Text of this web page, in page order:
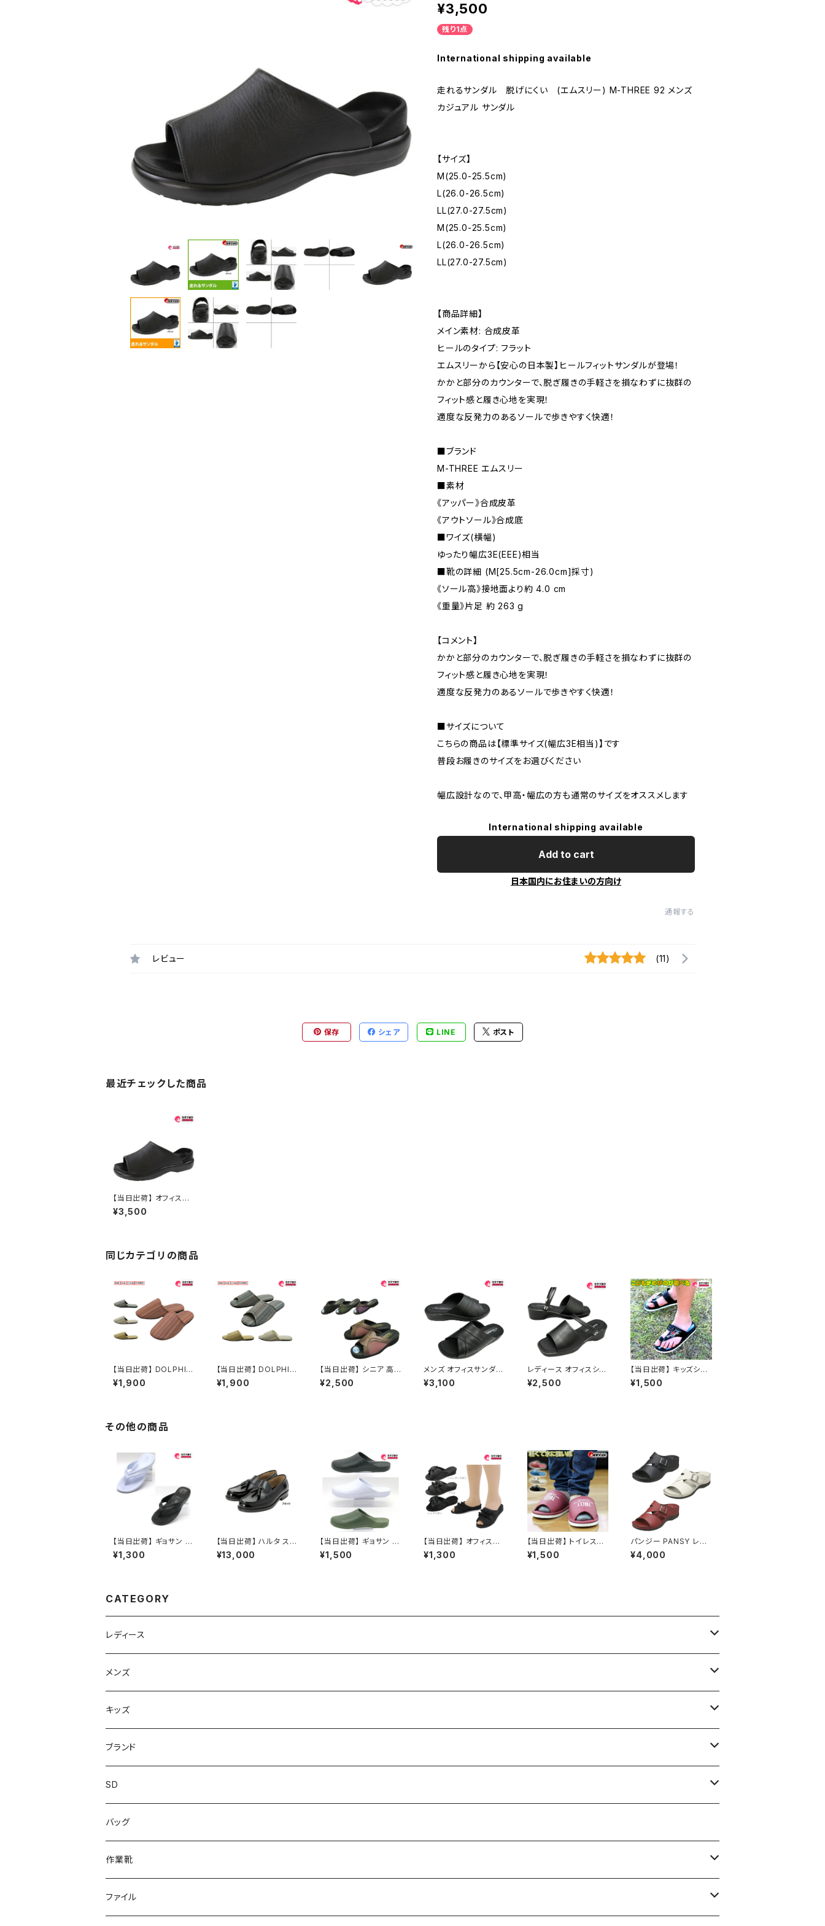
¥3,500
残り1点
International shipping available
走れるサンダル 脱げにくい (エムスリー) M-THREE 92 メンズ
カジュアル サンダル
【サイズ】
M(25.0-25.5cm)
L(26.0-26.5cm)
LL(27.0-27.5cm)
M(25.0-25.5cm)
L(26.0-26.5cm)
LL(27.0-27.5cm)
【商品詳細】
メイン素材: 合成皮革
ヒールのタイプ: フラット
エムスリーから【安心の日本製】ヒールフィットサンダルが登場！
かかと部分のカウンターで、脱ぎ履きの手軽さを損なわずに抜群の
フィット感と履き心地を実現！
適度な反発力のあるソールで歩きやすく快適！
■ブランド
M-THREE エムスリー
■素材
《アッパー》合成皮革
《アウトソール》合成底
■ワイズ(横幅)
ゆったり幅広3E(EEE)相当
■靴の詳細 (M[25.5cm-26.0cm]採寸)
《ソール高》接地面より約 4.0 cm
《重量》片足 約 263 g
【コメント】
かかと部分のカウンターで、脱ぎ履きの手軽さを損なわずに抜群の
フィット感と履き心地を実現！
適度な反発力のあるソールで歩きやすく快適！
■サイズについて
こちらの商品は【標準サイズ(幅広3E相当)】です
普段お履きのサイズをお選びください
幅広設計なので、甲高・幅広の方も通常のサイズをオススメします
International shipping available
Add to cart
日本国内にお住まいの方向け
通報する
レビュー (11)
保存 シェア LINE ポスト
最近チェックした商品
【当日出荷】 オフィスサ
ンダル レディース 走れ
るサンダル 脱げにくい
¥3,500
同じカテゴリの商品
【当日出荷】 DOLPHIN
しじら織ストライプ 日本
製 軽量 防滑 快適機能
パルームシューズ 外反
母趾 おすすめ
¥1,900
【当日出荷】 DOLPHIN
しじら織ストライプ 前あ
き 日本製 軽量 防滑 快
¥1,900
【当日出荷】 シニア 高
齢者用 老人 靴 レディ
ースヘップ hi2110 レデ
¥2,500
メンズ オフィスサンダル
オフィスシューズ 接触
冷感 クール素材 2401
¥3,100
レディース オフィスシュ
ーズ オフィスサンダル
ビジネスサンダル ビジ
マツ
¥2,500
【当日出荷】 キッズシュ
ーズ 福袋商品 キッズ サ
ンダル 男の子 ベンハー
¥1,500
その他の商品
【当日出荷】 ギョサン 魚
サン メンズ ビーチサン
ダル ゴム草履 日本製
ー 定番品 浴衣コーデ
オシャレ
¥1,300
【当日出荷】 ハルタ スク
ール HARUTA タッセル
ローファー #907 メン
ョン 大人ローファー 発
¥13,000
【当日出荷】 ギョサン 魚
サン メンズ サンダル パ
ール PEARL クロッグ
¥1,500
【当日出荷】 オフィスサ
ンダル レディース オフ
ィスシューズ ビジネス
102210 フォーマル お
¥1,300
【当日出荷】 トイレスリ
ッパ おしゃれ ゆったり
幅広 厚底EVA素材 前
¥1,500
パンジー PANSY レデ
ィース コンフォートサン
ダル 9063
¥4,000
CATEGORY
レディース
スニーカー
上履き/スリッパ
レインシューズ
カジュアル
サンダル/クロッグ
ブーツ
作業靴
フォーマル/ビジネス/通学靴
学生靴
メンズ
サンダル・スリッパ
メンズ\レインシューズ
スニーカー
上履き/スリッパ
カジュアル
スニーカー
レインシューズ
キッズ
スニーカー
レインシューズ
カジュアル
サンダル/クロッグ
フォーマル
アウトドア/トレッキング
ブランド
ブランド1
アディダス adidas
アシックス asics
ブランド3
ヨネックス YONEX
日進ゴム
アディダス
ブランド2
SD
エムディ企画
バッグ
作業靴
足袋
ファイル